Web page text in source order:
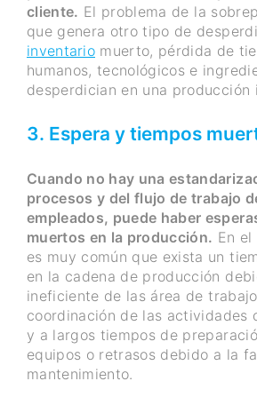
cliente. El problema de la
que genera otro tipo de
inventario muerto, pérdida de
humanos, tecnológicos e
desperdician en una producción
3. Espera y tiempos
Cuando no hay una
procesos y del flujo de trabajo
empleados, puede haber
muertos en la producción. En
es muy común que exista un
en la cadena de producción
ineficiente de las área de
coordinación de las actividades
y a largos tiempos de
equipos o retrasos debido a la
mantenimiento.